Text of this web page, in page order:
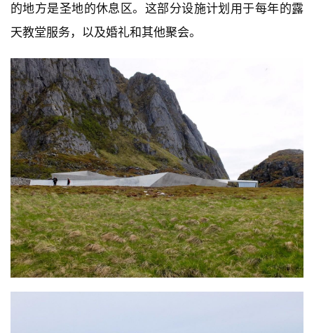
的地方是圣地的休息区。这部分设施计划用于每年的露
天教堂服务，以及婚礼和其他聚会。